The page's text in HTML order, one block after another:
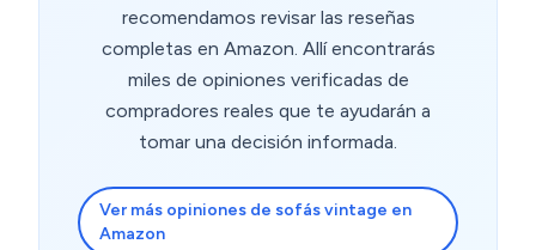
recomendamos revisar las reseñas
completas en Amazon. Allí encontrarás
miles de opiniones verificadas de
compradores reales que te ayudarán a
tomar una decisión informada.
Ver más opiniones de sofás vintage en
Amazon